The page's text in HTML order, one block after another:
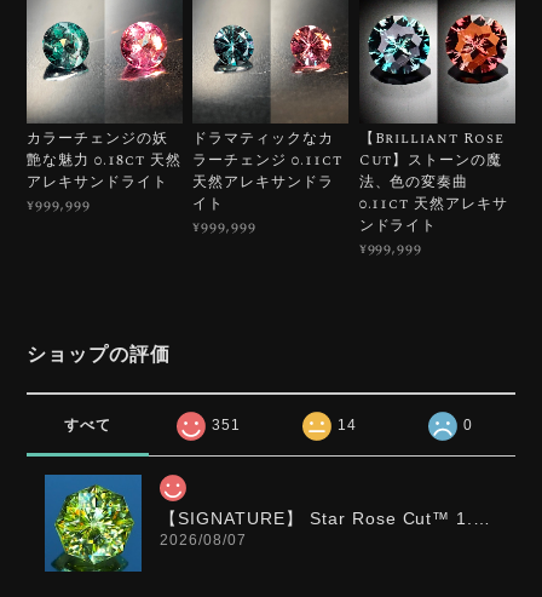
カラーチェンジの妖
艶な魅力 0.18ct 天然
アレキサンドライト
¥999,999
ドラマティックなカ
ラーチェンジ 0.11ct
天然アレキサンドラ
イト
¥999,999
【Brilliant Rose
Cut】ストーンの魔
法、色の変奏曲
0.11ct 天然アレキサ
ンドライト
¥999,999
ショップの評価
すべて 351 14 0
2026/08/07